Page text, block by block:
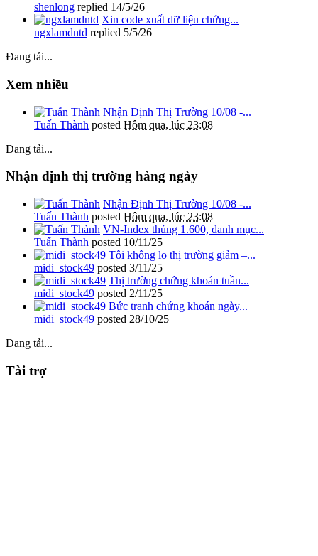
shenlong replied 14/5/26
Xin code xuất dữ liệu chứng...
ngxlamdntd replied 5/5/26
Đang tải...
Xem nhiều
Nhận Định Thị Trường 10/08 -...
Tuấn Thành posted Hôm qua, lúc 23:08
Đang tải...
Nhận định thị trường hàng ngày
Nhận Định Thị Trường 10/08 -...
Tuấn Thành posted Hôm qua, lúc 23:08
VN-Index thủng 1.600, danh mục...
Tuấn Thành posted 10/11/25
Tôi không lo thị trường giảm –...
midi_stock49 posted 3/11/25
Thị trường chứng khoán tuần...
midi_stock49 posted 2/11/25
Bức tranh chứng khoán ngày...
midi_stock49 posted 28/10/25
Đang tải...
Tài trợ